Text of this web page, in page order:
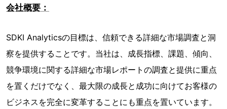
会社概要：
SDKI Analyticsの目標は、信頼できる詳細な市場調査と洞
察を提供することです。当社は、成長指標、課題、傾向、
競争環境に関する詳細な市場レポートの調査と提供に重点
を置くだけでなく、最大限の成長と成功に向けてお客様の
ビジネスを完全に変革することにも重点を置いています。